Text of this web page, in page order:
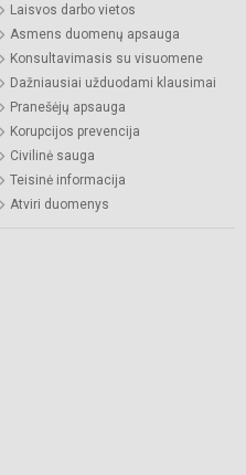
Laisvos darbo vietos
Asmens duomenų apsauga
Konsultavimasis su visuomene
Dažniausiai užduodami klausimai
Pranešėjų apsauga
Korupcijos prevencija
Civilinė sauga
Teisinė informacija
Atviri duomenys